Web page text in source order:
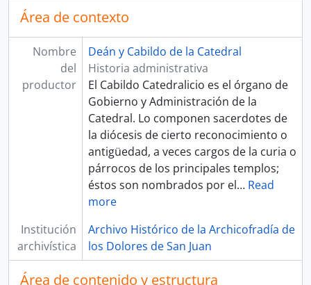
Área de contexto
Nombre
del
productor
Deán y Cabildo de la Catedral
Historia administrativa
El Cabildo Catedralicio es el órgano de
Gobierno y Administración de la
Catedral. Lo componen sacerdotes de
la diócesis de cierto reconocimiento o
antigüedad, a veces cargos de la curia o
párrocos de los principales templos;
éstos son nombrados por el… Read
more
Institución
archivística
Archivo Histórico de la Archicofradía de
los Dolores de San Juan
Área de contenido y estructura